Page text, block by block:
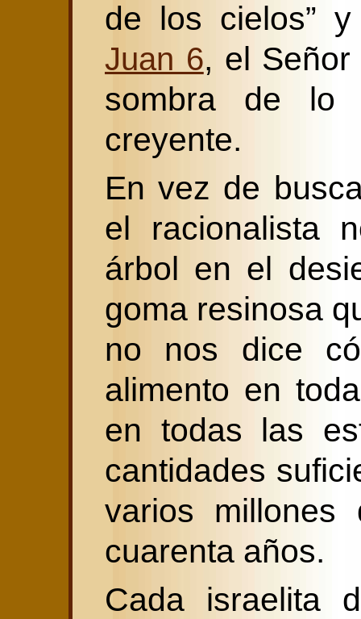
de los cielos”
Juan 6, el
sombra de
creyente.
En vez de
el racionalista
árbol en el
goma resinosa
no nos dice
alimento en
en todas las
cantidades
varios millones
cuarenta años.
Cada israelita